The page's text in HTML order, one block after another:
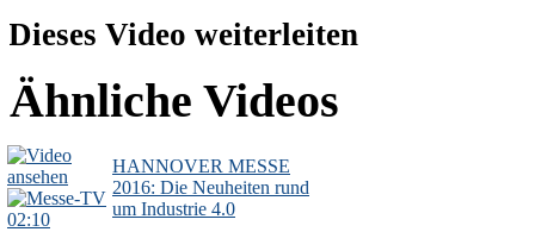
Dieses Video weiterleiten
Ähnliche Videos
02:10
HANNOVER MESSE
2016: Die Neuheiten rund
um Industrie 4.0